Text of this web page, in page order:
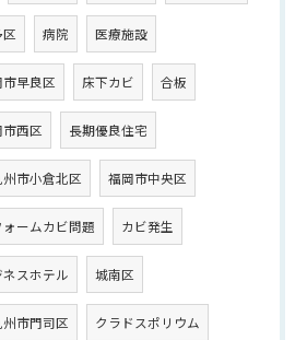
病院 医療施設
早良区 床下カビ 合板
西区 長期優良住宅
市小倉北区 福岡市中央区
ォームカビ問題 カビ発生
ネスホテル 城南区
市門司区 クラドスポリウム